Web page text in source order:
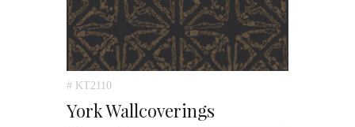
# KT2110
York Wallcoverings